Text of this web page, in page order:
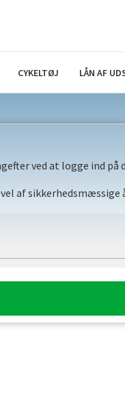
CYKELTØJ LÅN AF
ved at logge ind på
af